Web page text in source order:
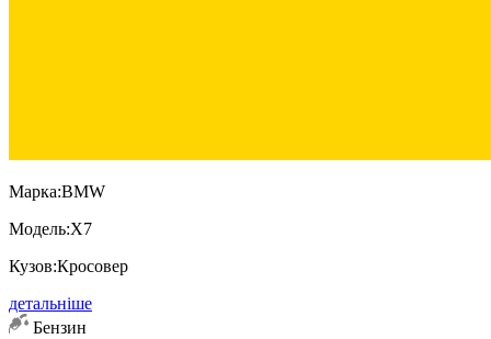
Марка:BMW
Модель:X7
Кузов:Кросовер
детальніше
Бензин